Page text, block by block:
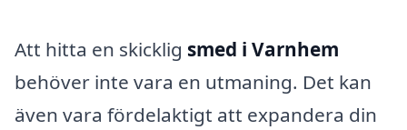
Att hitta en skicklig smed i Varnhem
behöver inte vara en utmaning. Det kan
även vara fördelaktigt att expandera din